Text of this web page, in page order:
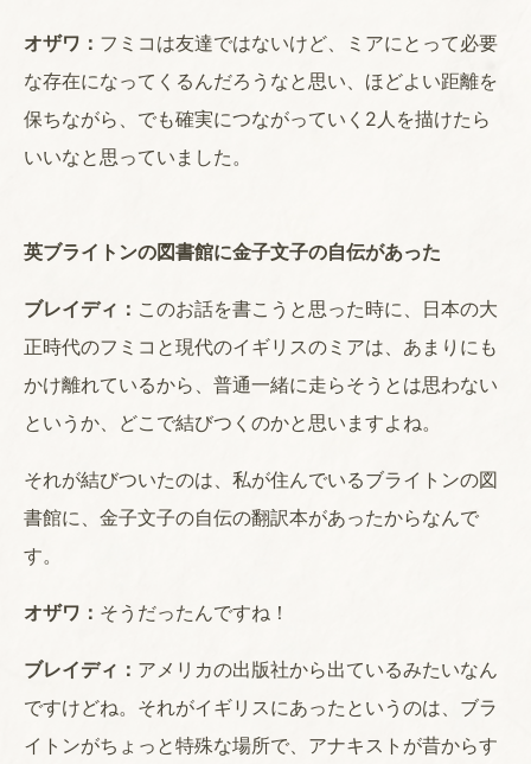
オザワ： フミコは友達ではないけど、ミアにとって必要
な存在になってくるんだろうなと思い、ほどよい距離を
保ちながら、でも確実につながっていく2人を描けたら
いいなと思っていました。
英ブライトンの図書館に金子文子の自伝があった
ブレイディ： このお話を書こうと思った時に、日本の大
正時代のフミコと現代のイギリスのミアは、あまりにも
かけ離れているから、普通一緒に走らそうとは思わない
というか、どこで結びつくのかと思いますよね。
それが結びついたのは、私が住んでいるブライトンの図
書館に、金子文子の自伝の翻訳本があったからなんで
す。
オザワ： そうだったんですね！
ブレイディ： アメリカの出版社から出ているみたいなん
ですけどね。それがイギリスにあったというのは、ブラ
イトンがちょっと特殊な場所で、アナキストが昔からす